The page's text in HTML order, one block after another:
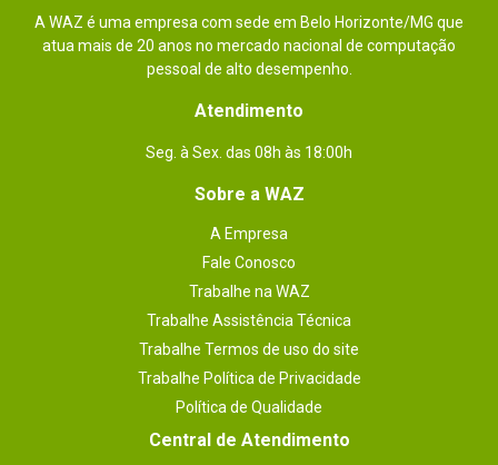
A WAZ é uma empresa com sede em Belo Horizonte/MG que
atua mais de 20 anos no mercado nacional de computação
pessoal de alto desempenho.
Atendimento
Seg. à Sex. das 08h às 18:00h
Sobre a WAZ
A Empresa
Fale Conosco
Trabalhe na WAZ
Trabalhe Assistência Técnica
Trabalhe Termos de uso do site
Trabalhe Política de Privacidade
Política de Qualidade
Central de Atendimento